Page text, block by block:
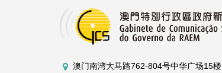
澳门南湾大马路762-804号中华广场15楼